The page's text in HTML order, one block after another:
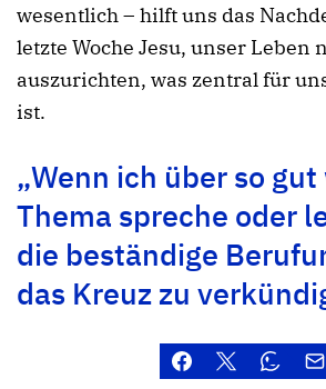
wesentlich – hilft uns das
letzte Woche Jesu, unser Leben
auszurichten, was zentral für
ist.
„Wenn ich über so
Thema spreche oder
die beständige
das Kreuz zu